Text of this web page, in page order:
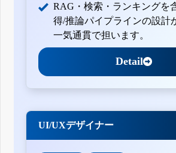
RAG・検索・ランキングを
得/推論パイプラインの設計
一気通貫で担います。
Detail
UI/UXデザイナー